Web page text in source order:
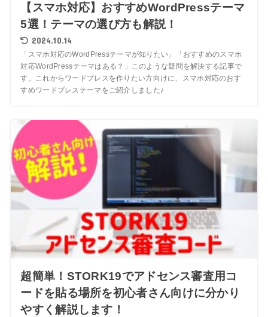
【スマホ対応】おすすめWordPressテーマ
5選！テーマの選び方も解説！
2024.10.14
「スマホ対応のWordPressテーマが知りたい」「おすすめのスマホ
対応WordPressテーマはある？」このような疑問を解決する記事で
す。これからワードプレスを作りたい方向けに、スマホ対応のおす
すめワードプレステーマをご紹介しました♪
超簡単！STORK19でアドセンス審査用コ
ードを貼る場所を初心者さん向けに分かり
やすく解説します！